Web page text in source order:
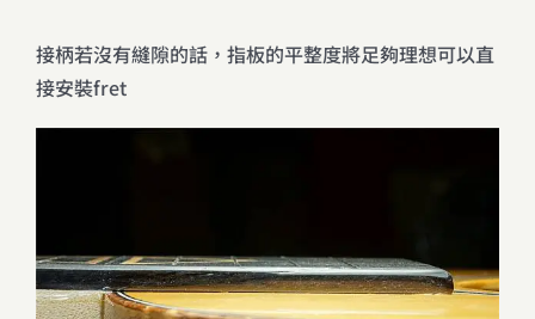
接柄若沒有縫隙的話，指板的平整度將足夠理想可以直
接安裝fret